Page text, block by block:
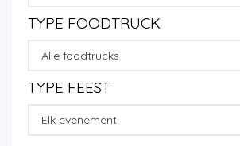
TYPE FOODTRUCK
Alle foodtrucks
TYPE FEEST
Elk evenement